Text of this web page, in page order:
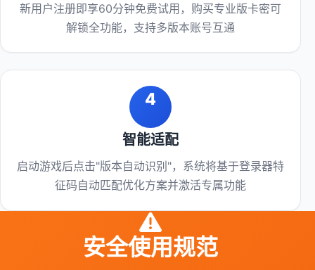
新用户注册即享60分钟免费试用，购买专业版卡密可
解锁全功能，支持多版本账号互通
4
智能适配
启动游戏后点击"版本自动识别"，系统将基于登录器特
征码自动匹配优化方案并激活专属功能
安全使用规范